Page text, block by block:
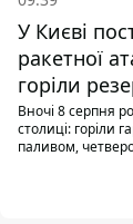
У Києві
ракетної
горіли
паливом
Вночі 8 серпня
столиці: горіли
паливом,